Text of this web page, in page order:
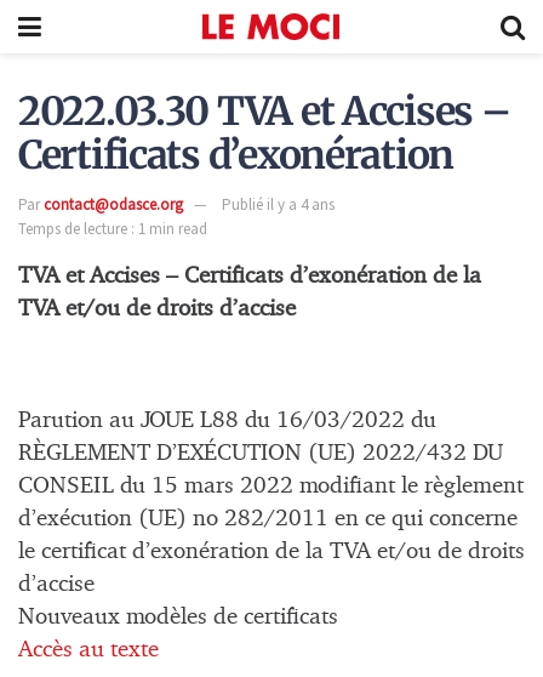
2022.03.30 TVA et Accises –
Certificats d’exonération
Parcontact@odasce.org
Publié il y a 4 ans
Temps de lecture : 1 min read
TVA et Accises – Certificats d’exonération de la
TVA et/ou de droits d’accise
Parution au JOUE L88 du 16/03/2022 du
RÈGLEMENT D’EXÉCUTION (UE) 2022/432 DU
CONSEIL du 15 mars 2022 modifiant le règlement
d’exécution (UE) no 282/2011 en ce qui concerne
le certificat d’exonération de la TVA et/ou de droits
d’accise
Nouveaux modèles de certificats
Accès au texte